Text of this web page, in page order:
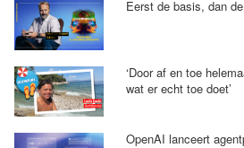
Eerst de basis, dan
‘Door af en toe
wat er echt toe doet’
OpenAI lanceert